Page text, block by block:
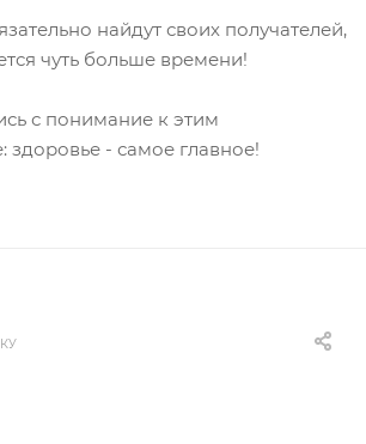
найдут своих получателей,
чуть больше времени!
с понимание к этим
- самое главное!